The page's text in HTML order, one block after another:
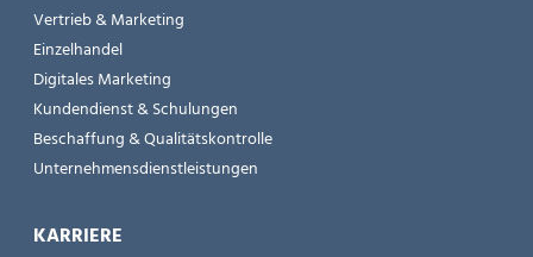
Vertrieb & Marketing
Einzelhandel
Digitales Marketing
Kundendienst & Schulungen
Beschaffung & Qualitätskontrolle
Unternehmensdienstleistungen
KARRIERE